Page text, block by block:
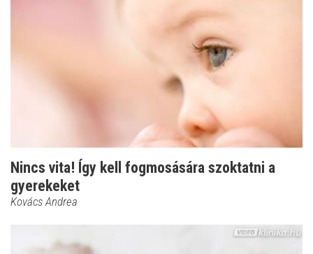
Nincs vita! Így kell fogmosására szoktatni a
gyerekeket
Kovács Andrea